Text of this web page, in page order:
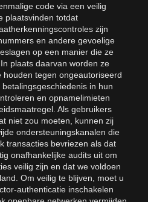
code via een veilig
plaatsvinden totdat
zijn
en andere gevoelige
op een manier die ze
plaats daarvan worden ze
tegen ongeautoriseerd
in hun
en opnamelimieten
Als gebruikers
niet zou moeten, kunnen zij
ondersteuningskanalen die
transacties bevriezen als dat
onafhankelijke audits uit om
veilig zijn en dat we voldoen
Om veilig te blijven, moet u
authenticatie inschakelen